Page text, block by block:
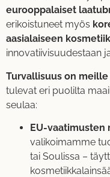
eurooppalaiset
erikoistuneet myös
aasialaiseen
innovatiivisuudestaan
Turvallisuus on meille
tulevat eri puolilta
seulaa:
EU-vaatimusten
valikoimamme
tai Soulissa –